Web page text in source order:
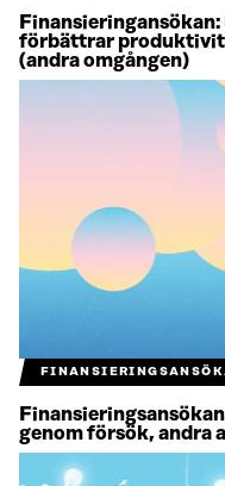
förbättrar
(andra omgången)
genom försök, andra